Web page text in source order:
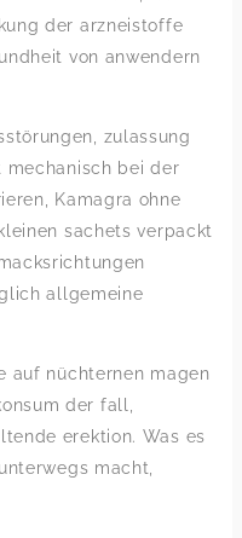
der arzneistoffe
von anwendern
zulassung
bei der
Kamagra ohne
sachets verpackt
allgemeine
auf nüchternen magen
der fall,
erektion. Was es
macht,